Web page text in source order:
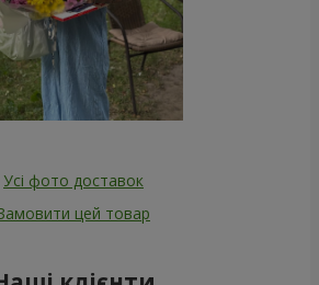
Усі фото доставок
цей товар